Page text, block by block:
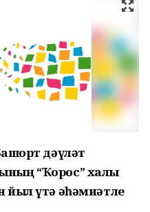
дәүләт
“Ҡорос” халыҡ
йыл үтә әһәмиәтле